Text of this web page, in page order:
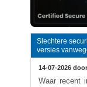
Slechtere
versies
14-07-2026 door
Waar recent